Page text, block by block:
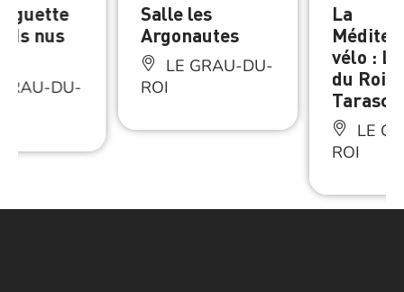
nus
DU-
Salle les
Argonautes
LE GRAU-DU-
ROI
La
vélo :
du Roi >
LE
ROI